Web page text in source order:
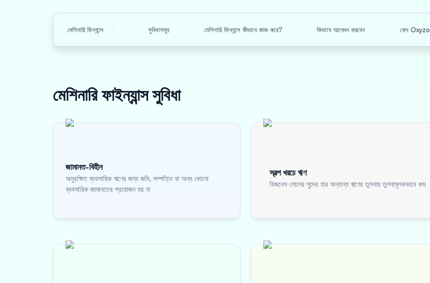
মেশিনারি ফিন্যান্স সুবিধাসমূহ মেশিনারি ফিন্যান্স কীভাবে কাজ করে? কিভাবে আবেদন করবেন কেন Oxyzo
মেশিনারি ফাইন্যান্সসুবিধা
জামানত-বিহীন
অসুরক্ষিত ব্যবসায়িক ঋণের জন্য জমি, সম্পত্তি বা অন্য কোনো
ব্যবসায়িক জামানতের প্রয়োজন হয় না
স্বল্প খরচে ঋণ
বিজনেস লোনের সুদের হার অন্যান্য ঋণের তুলনায় তুলনামূলকভাবে কম